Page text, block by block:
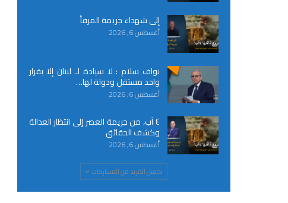
إلى شهداء جريمة المرفأ
أغسطس 6, 2026
نواف سلام : لا سيادة لـ لبنان إلا بقرار
واحد مستقل ودولة لها…
أغسطس 6, 2026
٤ آب، من جريمة العصر إلى انتظار العدالة
وكشف الحقائق
أغسطس 6, 2026
تحميل المزيد من المشاركات